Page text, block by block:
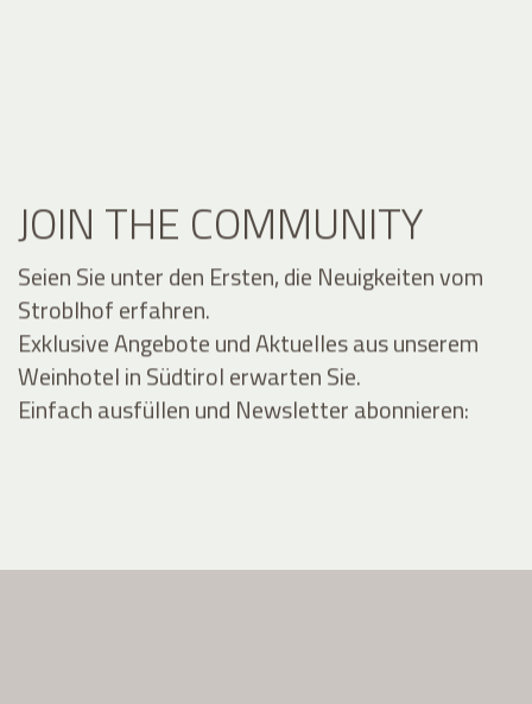
JOIN THE COMMUNITY
Seien Sie unter den Ersten, die Neuigkeiten vom
Stroblhof erfahren.
Exklusive Angebote und Aktuelles aus unserem
Weinhotel in Südtirol erwarten Sie.
Einfach ausfüllen und Newsletter abonnieren: